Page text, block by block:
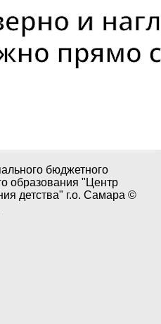
бюджетного
образования "Центр
детства" г.о. Самара ©